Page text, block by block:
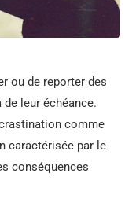
ou de reporter des
leur échéance.
comme
caractérisée par le
conséquences